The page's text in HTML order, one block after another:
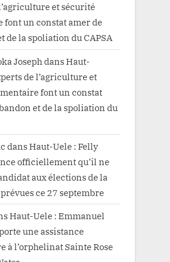
et sécurité
un constat amer de
de la spoliation du CAPSA
JosephdansHaut-
de l’agriculture et
font un constat
et de la spoliation du
dansHaut-Uele : Felly
officiellement qu’il ne
aux élections de la
ce 27 septembre
Haut-Uele : Emmanuel
une assistance
à l’orphelinat Sainte Rose